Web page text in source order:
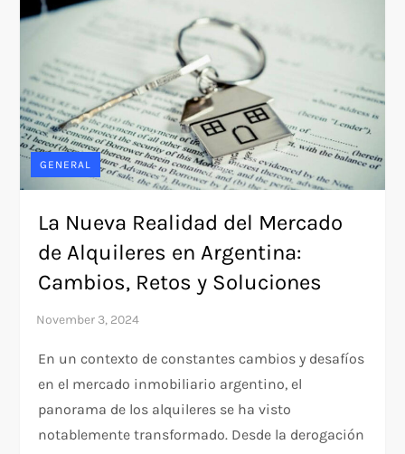
GENERAL
La Nueva Realidad del Mercado
de Alquileres en Argentina:
Cambios, Retos y Soluciones
En un contexto de constantes cambios y desafíos
en el mercado inmobiliario argentino, el
panorama de los alquileres se ha visto
notablemente transformado. Desde la derogación